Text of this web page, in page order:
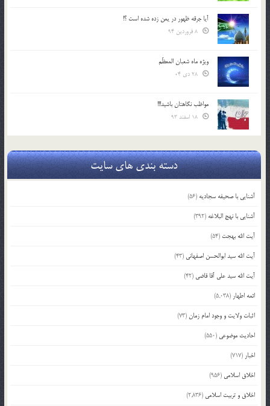
آیا جرقه ظهور در یمن زده شده است ؟!
ویژه ماه شعبان المعظّم
مواظب نگاهتان باشید!!!
دسته بندی های سایت
آشنایی با صحیفه سجادیه (56)
آشنایی با نهج البلاغه (392)
آیت الله بهجت (54)
آیت الله سید ابوالحسن اصفهانی (43)
آیت الله سید علی آقا قاضی (42)
ائمه اطهار (5,038)
اثبات ولایت و وجود امام زمان(73)
احادیث موضوعی (550)
اخبار (717)
اخلاق اسلامی (956)
اخلاق و تربیت اسلامی (2,836)